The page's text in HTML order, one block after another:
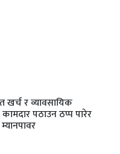
र व्यावसायिक
पठाउन ठप्प पारेर